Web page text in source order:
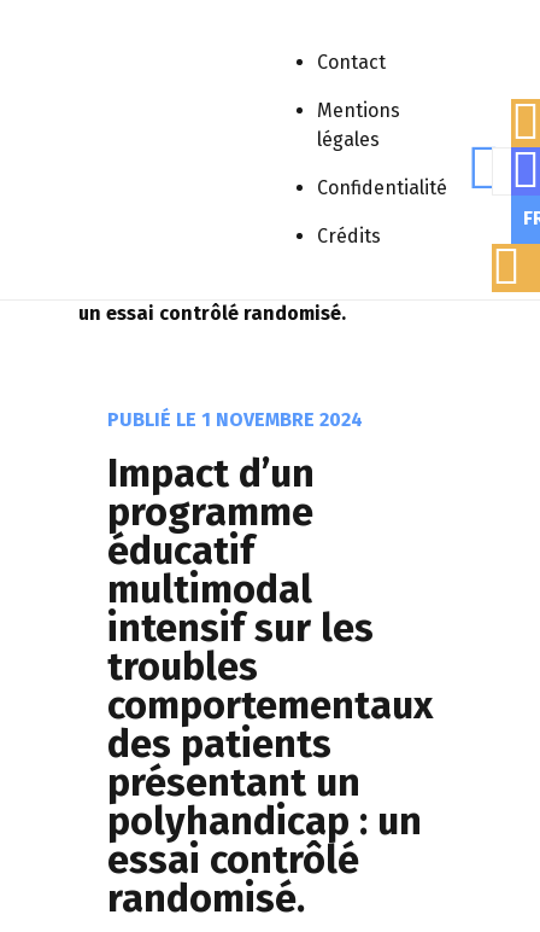
Contact
Mentions
légales
Confidentialité
Crédits
»
Impact d’un
programme éducatif multimodal intensif
un essai contrôlé randomisé.
PUBLIÉ LE 1 NOVEMBRE 2024
Impact d’un
programme
éducatif
multimodal
intensif sur les
troubles
comportementaux
des patients
présentant un
polyhandicap : un
essai contrôlé
randomisé.